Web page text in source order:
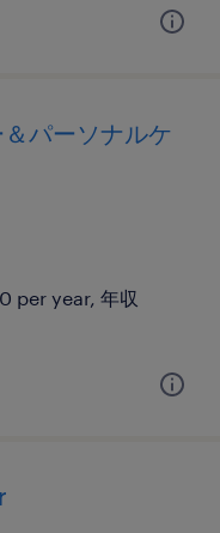
パーソナルケ
per year, 年収